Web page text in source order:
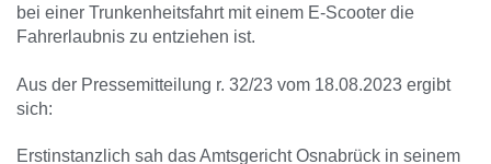
bei einer Trunkenheitsfahrt mit einem E-Scooter die
Fahrerlaubnis zu entziehen ist.
Aus der Pressemitteilung r. 32/23 vom 18.08.2023 ergibt
sich:
Erstinstanzlich sah das Amtsgericht Osnabrück in seinem